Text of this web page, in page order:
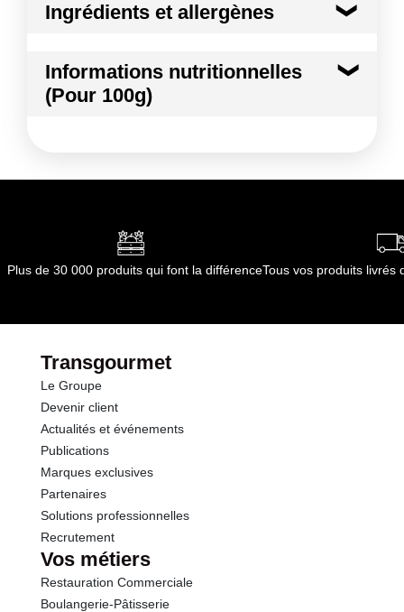
Ingrédients et allergènes
Farine de blé, amidon de mais, Sel, Bicarbonate de
sodium, bitartrate de potassium, Glucose
par le(s) fournisseur(s) de Transgourmet
Informations nutritionnelles
(Pour 100g)
Kilojoules 1467 kj
dont Acides gras saturés 0.30 g
dont Sucres
Fibres
Protéines
Sel
Plus de 30 000 produits qui font la différenceTous vos produits livrés
Transgourmet
Le Groupe
Devenir client
Actualités et événements
Publications
Marques exclusives
Partenaires
Solutions professionnelles
Recrutement
Vos métiers
Restauration Commerciale
Boulangerie-Pâtisserie